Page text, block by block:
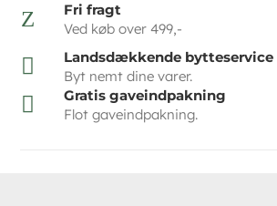
Z
Fri fragt
Ved køb over 499,-

Landsdækkende bytteservice
Byt nemt dine varer.

Gratis gaveindpakning
Flot gaveindpakning.